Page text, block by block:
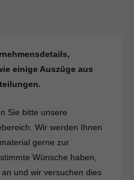
einige Auszüge aus
Sie bitte unsere
Wir werden Ihnen
gerne zur
Wünsche haben,
und wir versuchen dies